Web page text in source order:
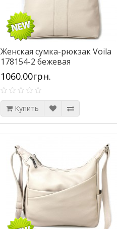
Женская сумка-рюкзак Voila
178154-2 бежевая
1060.00грн.
Купить